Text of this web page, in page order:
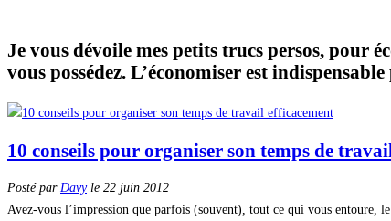
Je vous dévoile mes petits trucs persos, pour
vous possédez. L’économiser est
10 conseils pour organiser son temps de
Posté par Davyle 22 juin 2012
Avez-vous l’impression que parfois (souvent), tout ce qui vous entoure,